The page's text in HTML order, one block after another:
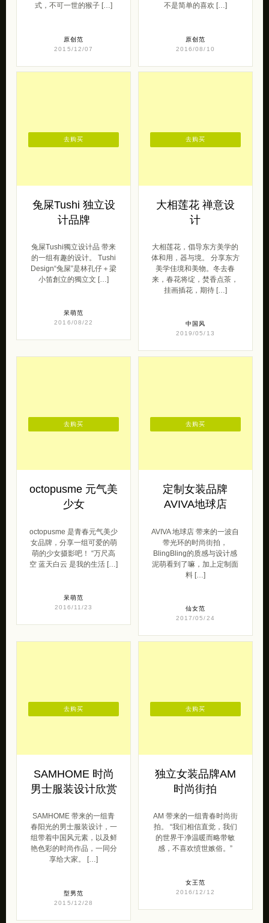
式，不可一世的猴子 […]
原创范
2015/12/07
不是简单的喜欢 […]
原创范
2016/08/10
兔屎Tushi 独立设
计品牌
兔屎Tushi獨立设计品 带来
的一组有趣的设计。 Tushi
Design“兔屎”是林孔仔＋梁
小笛創立的獨立文 […]
呆萌范
2016/08/22
去购买
大相莲花 禅意设
计
大相莲花，倡导东方美学的
体和用，器与境。 分享东方
美学佳境和美物。冬去春
来，春花将绽，焚香点茶，
挂画插花，期待 […]
中国风
2019/05/13
去购买
octopusme 元气美
少女
octopusme 是青春元气美少
女品牌，分享一组可爱的萌
萌的少女摄影吧！ “万尺高
空 蓝天白云 是我的生活 […]
呆萌范
2016/11/23
去购买
定制女装品牌
AVIVA地球店
AVIVA 地球店 带来的一波自
带光环的时尚街拍，
BlingBling的质感与设计感
泥萌看到了嘛，加上定制面
料 […]
仙女范
2017/05/24
去购买
SAMHOME 时尚
男士服装设计欣赏
SAMHOME 带来的一组青
春阳光的男士服装设计，一
组带着中国风元素，以及鲜
艳色彩的时尚作品，一同分
享给大家。 […]
型男范
2015/12/28
去购买
独立女装品牌AM
时尚街拍
AM 带来的一组青春时尚街
拍。 “我们相信直觉，我们
的世界干净温暖而略带敏
感，不喜欢愤世嫉俗。”
女王范
2016/12/12
去购买